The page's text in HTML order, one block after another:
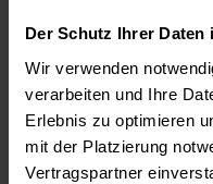
Der Schutz Ihrer
Wir verwenden
verarbeiten und Ihre
Erlebnis zu optimieren
mit der Platzierung
Vertragspartner